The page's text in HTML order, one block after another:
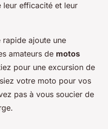
leur efficacité et leur
ajoute une
amateurs de motos
pour une excursion de
votre moto pour vos
pas à vous soucier de